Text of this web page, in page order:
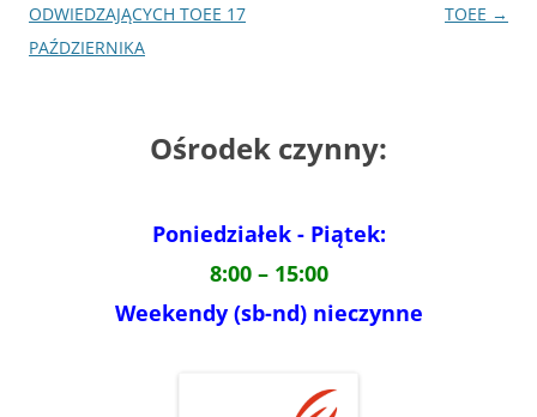
wpisu
ODWIEDZAJĄCYCH TOEE 17
PAŹDZIERNIKA
TOEE →
Ośrodek czynny:
Poniedziałek - Piątek:
8:00 – 15:00
Weekendy (sb-nd) nieczynne